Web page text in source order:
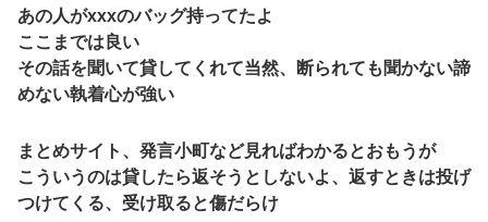
あの人がxxxのバッグ持ってたよ
ここまでは良い
その話を聞いて貸してくれて当然、断られても聞かない諦
めない執着心が強い
まとめサイト、発言小町など見ればわかるとおもうが
こういうのは貸したら返そうとしないよ、返すときは投げ
つけてくる、受け取ると傷だらけ